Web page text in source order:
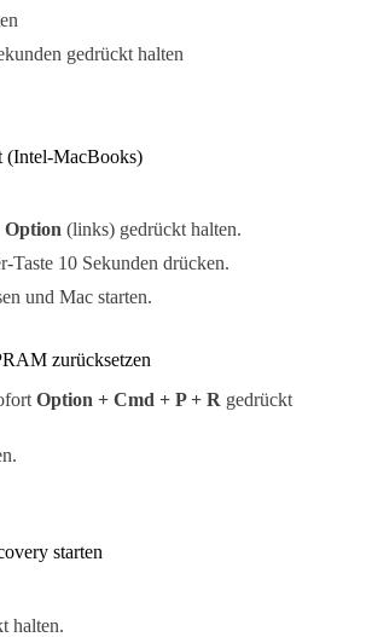
gedrückt halten
(Intel-MacBooks)
(links) gedrückt halten.
Taste 10 Sekunden drücken.
und Mac starten.
zurücksetzen
Option + Cmd + P + R gedrückt
starten
halten.